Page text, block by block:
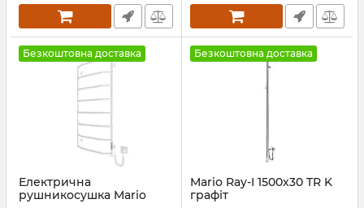
Безкоштовна доставка
Електрична
рушникосушка Mario
Безкоштовна доставка
Mario Ray-I 1500х30 TR K
графіт